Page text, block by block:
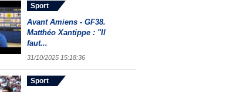
Sport
Avant Amiens - GF38.
Matthéo Xantippe : "Il
faut...
31/10/2025 15:18:36
Sport